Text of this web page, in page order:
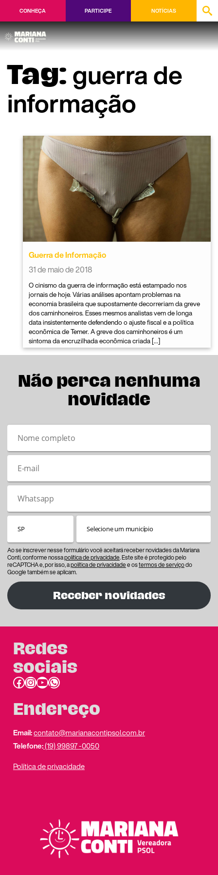
CONHEÇA PARTICIPE NOTÍCIAS
Tag: guerra de
informação
Guerra de Informação
31 de maio de 2018
O cinismo da guerra de informação está estampado nos
jornais de hoje. Várias análises apontam problemas na
economia brasileira que supostamente decorreriam da greve
dos caminhoneiros. Esses mesmos analistas vem de longa
data insistentemente defendendo o ajuste fiscal e a política
econômica de Temer. A greve dos caminhoneiros é um
sintoma da encruzilhada econômica criada […]
Não perca nenhuma
novidade
Ao se inscrever nesse formulário você aceitará receber novidades da Mariana
Conti, conforme nossapolítica de privacidade. Este site é protegido pelo
reCAPTCHA e, por isso, apolítica de privacidadee ostermos de serviçodo
Google também se aplicam.
Receber novidades
Redes
sociais
Facebook InstagramYoutube link do whatsapp
Endereço
Email:contato@marianacontipsol.com.br
Telefone:(19) 99897 -0050
Política de privacidade